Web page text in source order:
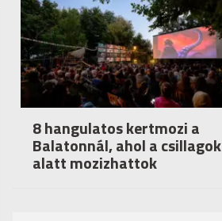
8 hangulatos kertmozi a
Balatonnál, ahol a csillagok
alatt mozizhattok